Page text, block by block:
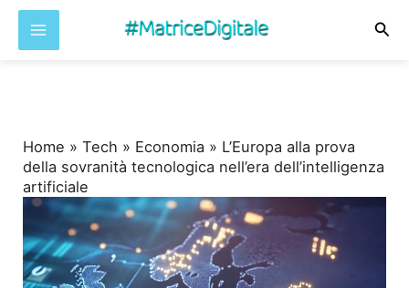
Home »Tech » Economia » L’Europa alla prova
della sovranità tecnologica nell’era dell’intelligenza
artificiale